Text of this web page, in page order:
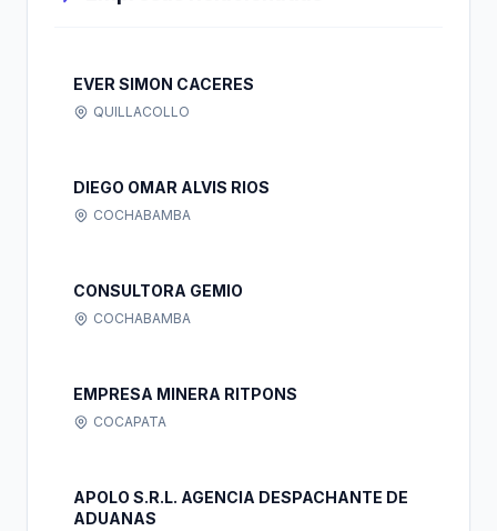
EVER SIMON CACERES
QUILLACOLLO
DIEGO OMAR ALVIS RIOS
COCHABAMBA
CONSULTORA GEMIO
COCHABAMBA
EMPRESA MINERA RITPONS
COCAPATA
APOLO S.R.L. AGENCIA DESPACHANTE DE
ADUANAS